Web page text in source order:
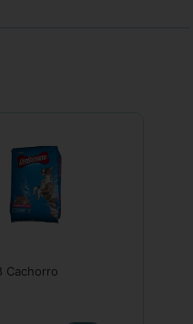
Cachorro